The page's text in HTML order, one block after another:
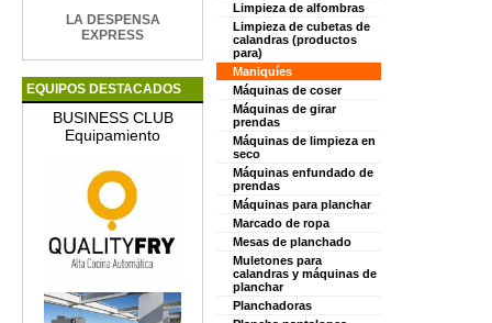
LA DESPENSA
EXPRESS
EQUIPOS DESTACADOS
BUSINESS CLUB
Equipamiento
Limpieza de alfombras
Limpieza de cubetas de
calandras (productos
para)
Maniquíes
Máquinas de coser
Máquinas de girar
prendas
Máquinas de limpieza en
seco
Máquinas enfundado de
prendas
Máquinas para planchar
Marcado de ropa
Mesas de planchado
Muletones para
calandras y máquinas de
planchar
Planchadoras